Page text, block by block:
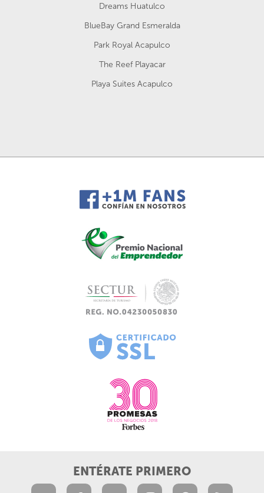
Dreams Huatulco
BlueBay Grand Esmeralda
Park Royal Acapulco
The Reef Playacar
Playa Suites Acapulco
ENTÉRATE PRIMERO